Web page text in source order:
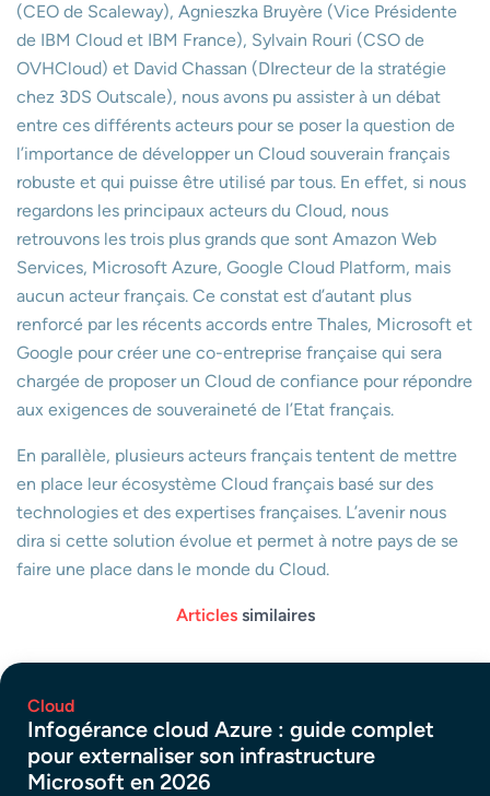
(CEO de Scaleway), Agnieszka Bruyère (Vice Présidente
de IBM Cloud et IBM France), Sylvain Rouri (CSO de
OVHCloud) et David Chassan (DIrecteur de la stratégie
chez 3DS Outscale), nous avons pu assister à un débat
entre ces différents acteurs pour se poser la question de
l’importance de développer un Cloud souverain français
robuste et qui puisse être utilisé par tous. En effet, si nous
regardons les principaux acteurs du Cloud, nous
retrouvons les trois plus grands que sont Amazon Web
Services, Microsoft Azure, Google Cloud Platform, mais
aucun acteur français. Ce constat est d’autant plus
renforcé par les récents accords entre Thales, Microsoft et
Google pour créer une co-entreprise française qui sera
chargée de proposer un Cloud de confiance pour répondre
aux exigences de souveraineté de l’Etat français.
En parallèle, plusieurs acteurs français tentent de mettre
en place leur écosystème Cloud français basé sur des
technologies et des expertises françaises. L’avenir nous
dira si cette solution évolue et permet à notre pays de se
faire une place dans le monde du Cloud.
Articlessimilaires
Cloud
Infogérance cloud Azure : guide complet
pour externaliser son infrastructure
Microsoft en 2026